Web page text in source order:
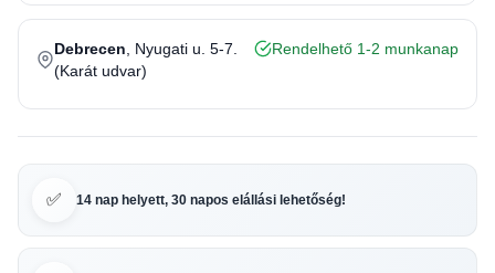
Debrecen , Nyugati u. 5-7.
(Karát udvar)
Rendelhető 1-2 munkanap
✅ 14 nap helyett, 30 napos elállási lehetőség!